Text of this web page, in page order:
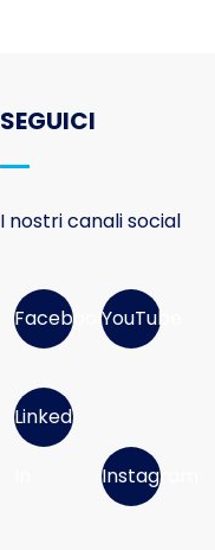
SEGUICI
I nostri canali social
FacebookYouTube
Linked
Instagram